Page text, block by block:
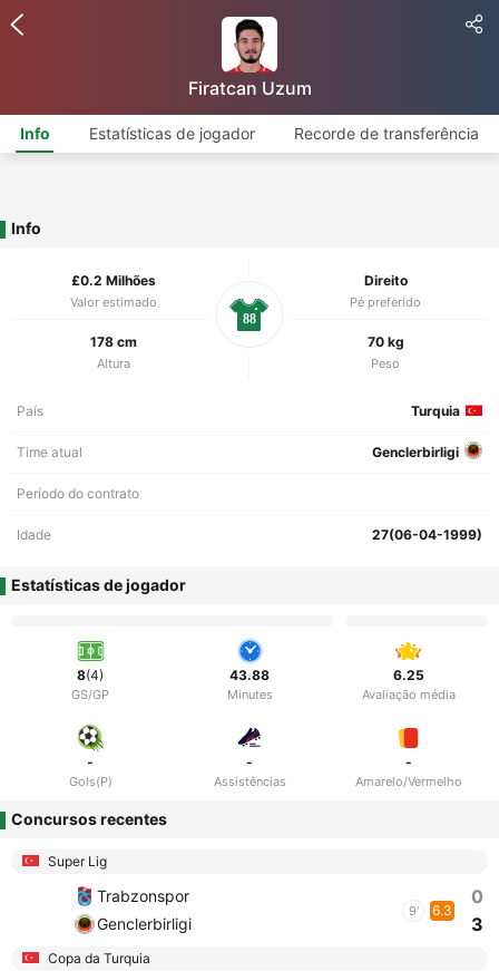
Firatcan Uzum
Info Estatísticas de jogador Recorde de transferência
Info
£0.2 Milhões
Valor estimado
Direito
Pé preferido
178 cm
Altura
70 kg
Peso
88
País Turquia
Time atual Genclerbirligi
Período do contrato
Idade 27(06-04-1999)
Estatísticas de jogador
8(4)
GS/GP
43.88
Minutes
6.25
Avaliação média
-
Gols(P)
-
Assistências
-
Amarelo/Vermelho
Concursos recentes
Super Lig
Trabzonspor
Genclerbirligi
9' 6.3
0
3
Copa da Turquia